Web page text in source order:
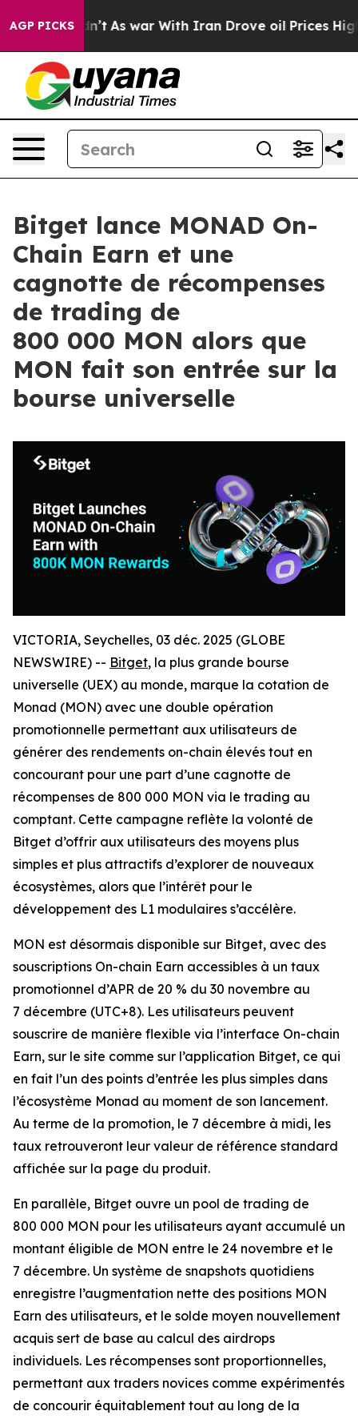
AGP PICKS
it Didn’t As war With Iran Drove oil Prices
Bitget lance MONAD On-
Chain Earn et une
cagnotte de récompenses
de trading de
800 000 MON alors que
MON fait son entrée sur la
bourse universelle
VICTORIA, Seychelles, 03 déc. 2025 (GLOBE
NEWSWIRE) -- Bitget, la plus grande bourse
universelle (UEX) au monde, marque la cotation de
Monad (MON) avec une double opération
promotionnelle permettant aux utilisateurs de
générer des rendements on-chain élevés tout en
concourant pour une part d’une cagnotte de
récompenses de 800 000 MON via le trading au
comptant. Cette campagne reflète la volonté de
Bitget d’offrir aux utilisateurs des moyens plus
simples et plus attractifs d’explorer de nouveaux
écosystèmes, alors que l’intérêt pour le
développement des L1 modulaires s’accélère.
MON est désormais disponible sur Bitget, avec des
souscriptions On-chain Earn accessibles à un taux
promotionnel d’APR de 20 % du 30 novembre au
7 décembre (UTC+8). Les utilisateurs peuvent
souscrire de manière flexible via l’interface On-chain
Earn, sur le site comme sur l’application Bitget, ce qui
en fait l’un des points d’entrée les plus simples dans
l’écosystème Monad au moment de son lancement.
Au terme de la promotion, le 7 décembre à midi, les
taux retrouveront leur valeur de référence standard
affichée sur la page du produit.
En parallèle, Bitget ouvre un pool de trading de
800 000 MON pour les utilisateurs ayant accumulé un
montant éligible de MON entre le 24 novembre et le
7 décembre. Un système de snapshots quotidiens
enregistre l’augmentation nette des positions MON
Earn des utilisateurs, et le solde moyen nouvellement
acquis sert de base au calcul des airdrops
individuels. Les récompenses sont proportionnelles,
permettant aux traders novices comme expérimentés
de concourir équitablement tout au long de la